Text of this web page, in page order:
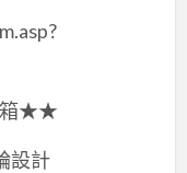
箱★★
設計